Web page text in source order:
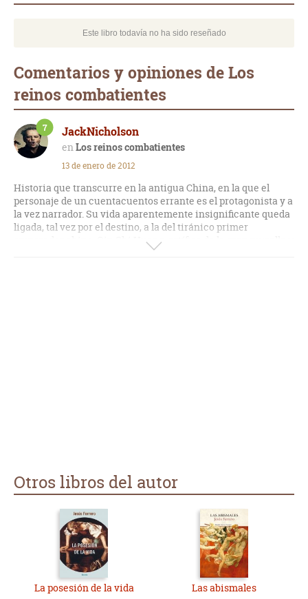
Este libro todavía no ha sido reseñado
Comentarios y opiniones de Los
reinos combatientes
JackNicholson
Los reinos combatientes
7
13 de enero de 2012
Historia que transcurre en la antigua China, en la que el
personaje de un cuentacuentos errante es el protagonista y a
la vez narrador. Su vida aparentemente insignificante queda
ligada, tal vez por el destino, a la del tiránico primer
emperador chino, Qin Shi Huang, artífice de la gran muralla y
unificador de todos los reinos, así como a la de la desgraciada
Otros libros del autor
La posesión de la vida Las abismales